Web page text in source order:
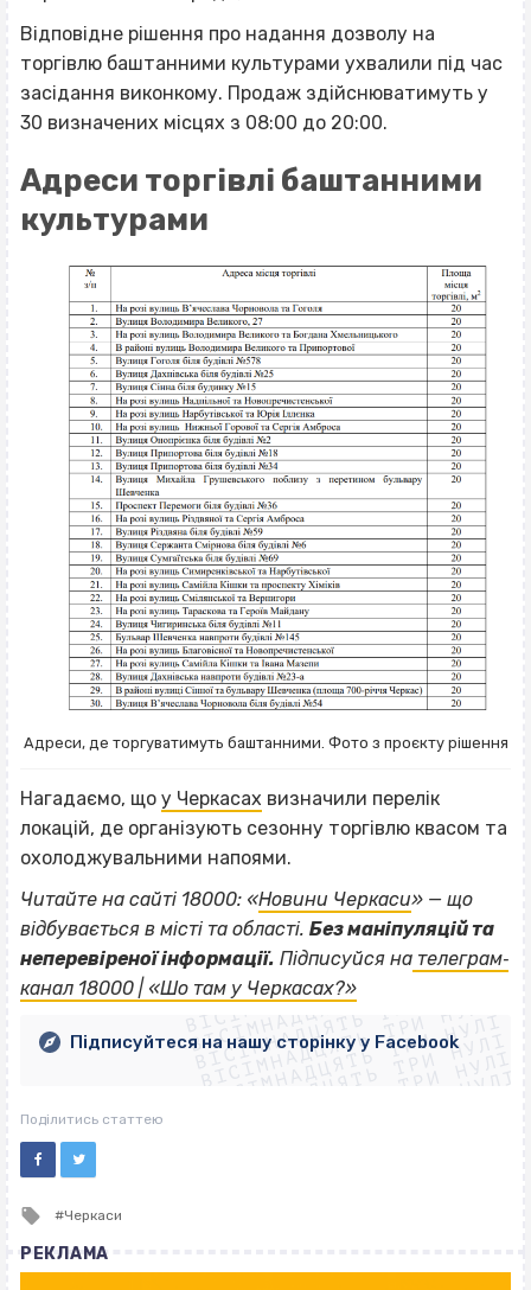
Відповідне рішення про надання дозволу на
торгівлю баштанними культурами ухвалили під час
засідання виконкому. Продаж здійснюватимуть у
30 визначених місцях з 08:00 до 20:00.
Адреси торгівлі баштанними
культурами
Адреси, де торгуватимуть баштанними. Фото з проєкту рішення
Нагадаємо, що у Черкасах визначили перелік
локацій, де організують сезонну торгівлю квасом та
охолоджувальними напоями.
Читайте на сайті 18000: «Новини Черкаси» — що
відбувається в місті та області. Без маніпуляцій та
неперевіреної інформації. Підписуйся на телеграм‐
канал 18000 | «Шо там у Черкасах?»
ВІСІМНАДЦЯТЬ ТРИ НУЛІ
ВІСІМНАДЦЯТЬ ТРИ НУЛІ
ВІСІМНАДЦЯТЬ ТРИ НУЛІ
ВІСІМНАДЦЯТЬ ТРИ НУЛІ
ВІСІМНАДЦЯТЬ ТРИ НУЛІ
ВІСІМНАДЦЯТЬ ТРИ НУЛІ
ВІСІМНАДЦЯТЬ ТРИ НУЛІ
ВІСІМНАДЦЯТЬ ТРИ НУЛІ
Підписуйтеся на нашу сторінку у Facebook
Поділитись статтею
Tagged
Черкаси
РЕКЛАМА